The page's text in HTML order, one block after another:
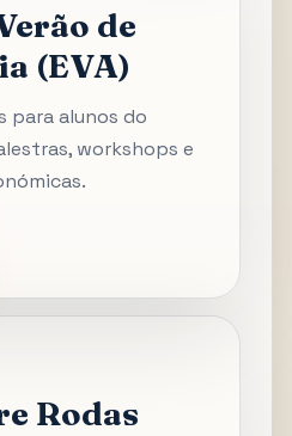
de
(EVA)
para alunos do
workshops e
Rodas